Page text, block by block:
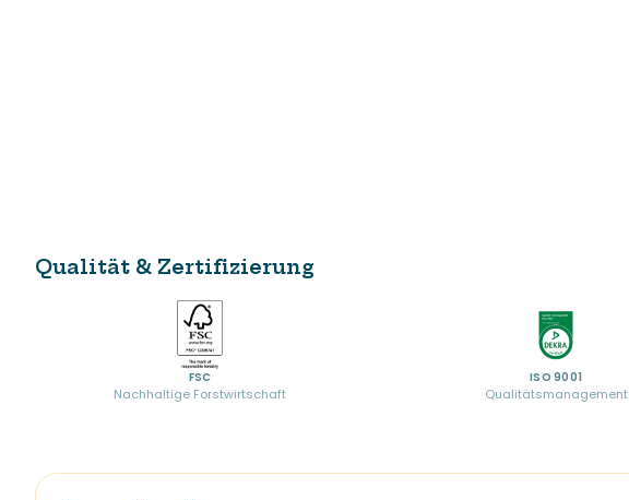
Qualität & Zertifizierung
FSC
Nachhaltige Forstwirtschaft
ISO 9001
Qualitätsmanagement